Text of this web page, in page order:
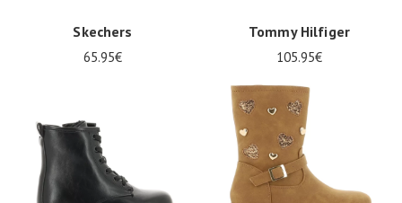
Skechers
65.95€
Tommy Hilfiger
105.95€